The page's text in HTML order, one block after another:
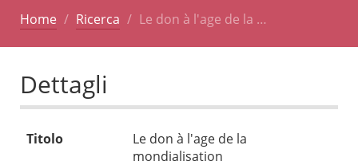
Home Ricerca Le don à l'age de la …
Dettagli
Titolo
Le don à l'age de la
mondialisation